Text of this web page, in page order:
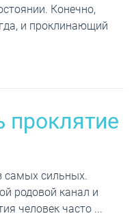
Конечно,
и проклинающий
самых сильных.
родовой канал и
человек часто ...